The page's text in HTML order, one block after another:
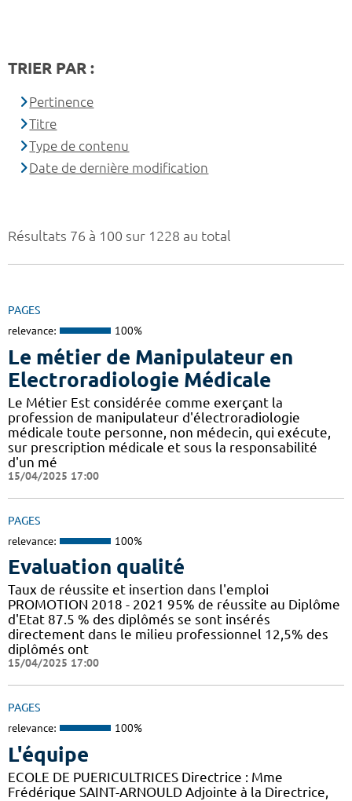
Résultats 76 à 100 sur 1228 au total
PAGES
relevance: 100%
Le métier de Manipulateur en
Electroradiologie Médicale
Le Métier Est considérée comme exerçant la
profession de manipulateur d'électroradiologie
médicale toute personne, non médecin, qui exécute,
sur prescription médicale et sous la responsabilité
d'un mé
15/04/2025 17:00
PAGES
relevance: 100%
Evaluation qualité
Taux de réussite et insertion dans l'emploi
PROMOTION 2018 - 2021 95% de réussite au Diplôme
d'Etat 87.5 % des diplômés se sont insérés
directement dans le milieu professionnel 12,5% des
diplômés ont
15/04/2025 17:00
PAGES
relevance: 100%
L'équipe
ECOLE DE PUERICULTRICES Directrice : Mme
Frédérique SAINT-ARNOULD Adjointe à la Directrice,
TRIER PAR :
Pertinence
Titre
Type de contenu
Date de dernière modification